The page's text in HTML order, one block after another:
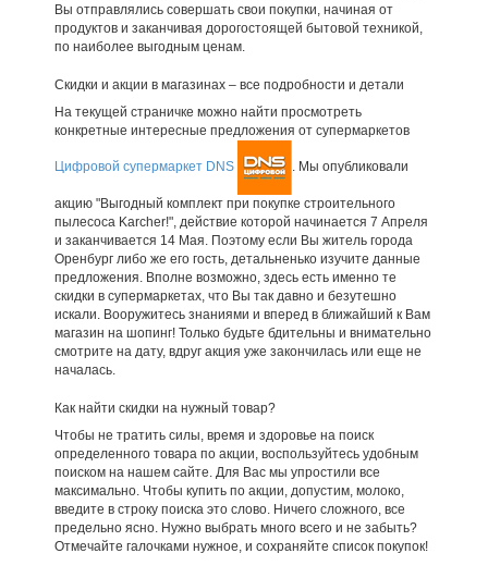
Вы отправлялись совершать свои покупки, начиная от
продуктов и заканчивая дорогостоящей бытовой техникой,
по наиболее выгодным ценам.
Скидки и акции в магазинах – все подробности и детали
На текущей страничке можно найти просмотреть
конкретные интересные предложения от супермаркетов
Цифровой супермаркет DNS . Мы опубликовали
акцию "Выгодный комплект при покупке строительного
пылесоса Karcher!", действие которой начинается 7 Апреля
и заканчивается 14 Мая. Поэтому если Вы житель города
Оренбург либо же его гость, детальненько изучите данные
предложения. Вполне возможно, здесь есть именно те
скидки в супермаркетах, что Вы так давно и безутешно
искали. Вооружитесь знаниями и вперед в ближайший к Вам
магазин на шопинг! Только будьте бдительны и внимательно
смотрите на дату, вдруг акция уже закончилась или еще не
началась.
Как найти скидки на нужный товар?
Чтобы не тратить силы, время и здоровье на поиск
определенного товара по акции, воспользуйтесь удобным
поиском на нашем сайте. Для Вас мы упростили все
максимально. Чтобы купить по акции, допустим, молоко,
введите в строку поиска это слово. Ничего сложного, все
предельно ясно. Нужно выбрать много всего и не забыть?
Отмечайте галочками нужное, и сохраняйте список покупок!